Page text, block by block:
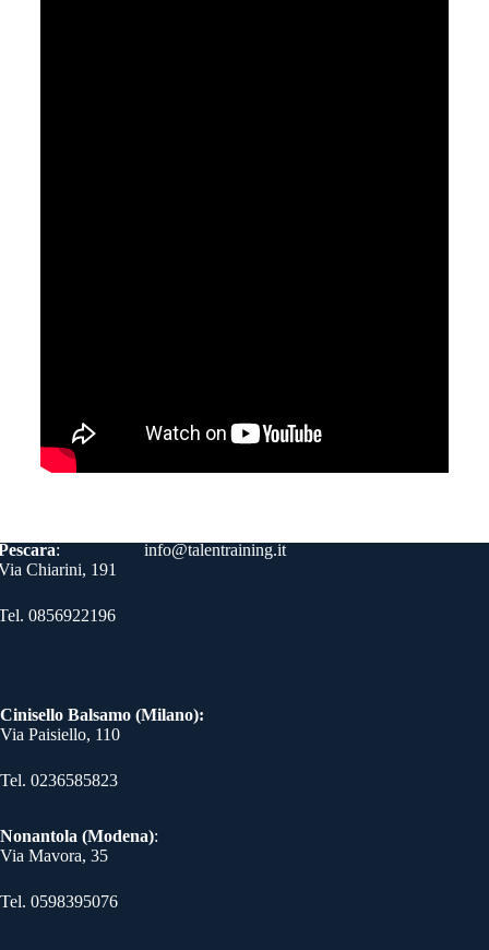
info@talentraining.it
:
Chiarini, 191
0856922196
Cinisello Balsamo (Milano):
Via Paisiello, 110
Tel. 0236585823​
Nonantola (Modena):
Via Mavora, 35
Tel. 0598395076​